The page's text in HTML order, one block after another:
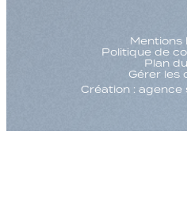
Mentions
Politique de
Plan
Gérer les
Création : agence